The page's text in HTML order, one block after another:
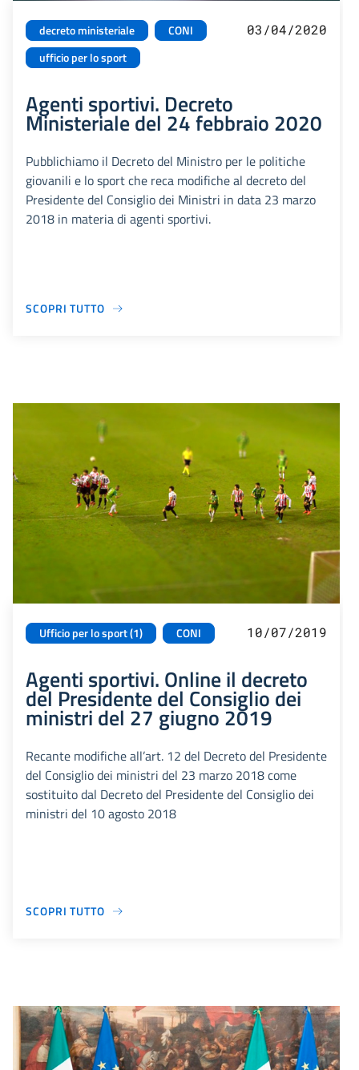
decreto ministeriale
CONI
ufficio per lo sport
03/04/2020
Agenti sportivi. Decreto
Ministeriale del 24 febbraio 2020
Pubblichiamo il Decreto del Ministro per le politiche
giovanili e lo sport che reca modifiche al decreto del
Presidente del Consiglio dei Ministri in data 23 marzo
2018 in materia di agenti sportivi.
SCOPRI TUTTO
Ufficio per lo sport (1) CONI 10/07/2019
Agenti sportivi. Online il decreto
del Presidente del Consiglio dei
ministri del 27 giugno 2019
Recante modifiche all’art. 12 del Decreto del Presidente
del Consiglio dei ministri del 23 marzo 2018 come
sostituito dal Decreto del Presidente del Consiglio dei
ministri del 10 agosto 2018
SCOPRI TUTTO